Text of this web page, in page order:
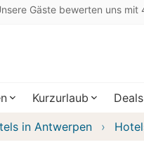
Gäste bewerten uns mit
Kurzurlaub Deals
in Antwerpen